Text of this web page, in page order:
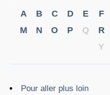
A B C D E F
M
N O P Q R
Y
Pour aller plus loin